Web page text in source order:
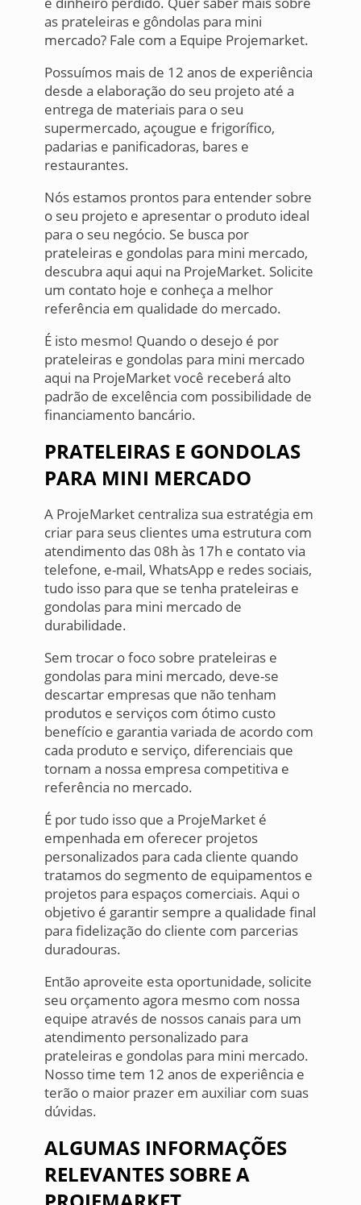
as prateleiras e gôndolas para mini
mercado? Fale com a Equipe Projemarket.
Possuímos mais de 12 anos de experiência
desde a elaboração do seu projeto até a
entrega de materiais para o seu
supermercado, açougue e frigorífico,
padarias e panificadoras, bares e
restaurantes.
Nós estamos prontos para entender sobre
o seu projeto e apresentar o produto ideal
para o seu negócio. Se busca por
prateleiras e gondolas para mini mercado,
descubra aqui aqui na ProjeMarket. Solicite
um contato hoje e conheça a melhor
referência em qualidade do mercado.
É isto mesmo! Quando o desejo é por
prateleiras e gondolas para mini mercado
aqui na ProjeMarket você receberá alto
padrão de excelência com possibilidade de
financiamento bancário.
PRATELEIRAS E GONDOLAS
PARA MINI MERCADO
A ProjeMarket centraliza sua estratégia em
criar para seus clientes uma estrutura com
atendimento das 08h às 17h e contato via
telefone, e-mail, WhatsApp e redes sociais,
tudo isso para que se tenha prateleiras e
gondolas para mini mercado de
durabilidade.
Sem trocar o foco sobre prateleiras e
gondolas para mini mercado, deve-se
descartar empresas que não tenham
produtos e serviços com ótimo custo
benefício e garantia variada de acordo com
cada produto e serviço, diferenciais que
tornam a nossa empresa competitiva e
referência no mercado.
É por tudo isso que a ProjeMarket é
empenhada em oferecer projetos
personalizados para cada cliente quando
tratamos do segmento de equipamentos e
projetos para espaços comerciais. Aqui o
objetivo é garantir sempre a qualidade final
para fidelização do cliente com parcerias
duradouras.
Então aproveite esta oportunidade, solicite
seu orçamento agora mesmo com nossa
equipe através de nossos canais para um
atendimento personalizado para
prateleiras e gondolas para mini mercado.
Nosso time tem 12 anos de experiência e
terão o maior prazer em auxiliar com suas
dúvidas.
ALGUMAS INFORMAÇÕES
RELEVANTES SOBRE A